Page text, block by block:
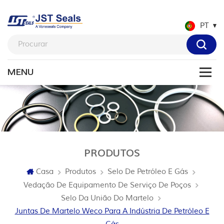
PT
PRODUTOS
Casa Produtos
Selo De Petróleo E Gás
Vedação De Equipamento De Serviço De Poços
Selo Da União Do Martelo
Juntas De Martelo Weco Para A Indústria De Petróleo E